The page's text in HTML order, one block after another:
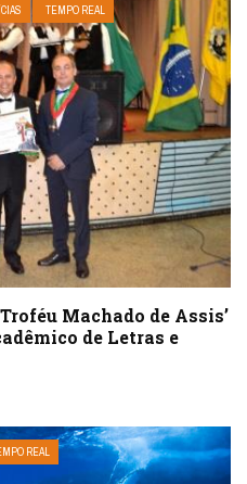
TEMPO REAL
Machado de Assis’
de Letras e
REAL